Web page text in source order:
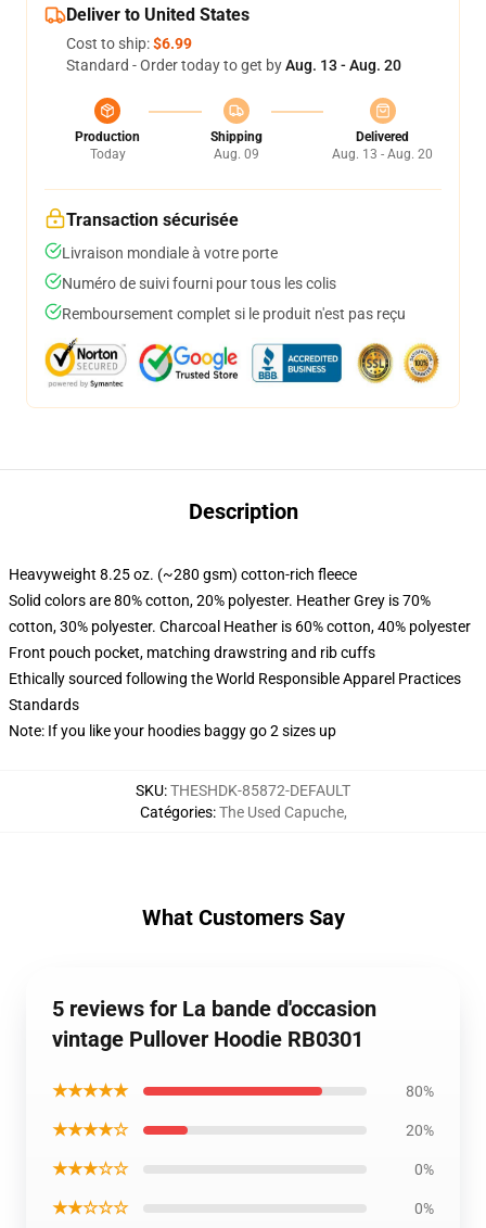
Deliver to United States
Cost to ship:$6.99
Standard - Order today to get byAug. 13 - Aug. 20
Production
Today
Shipping
Aug. 09
Delivered
Aug. 13 - Aug. 20
Transaction sécurisée
Livraison mondiale à votre porte
Numéro de suivi fourni pour tous les colis
Remboursement complet si le produit n'est pas reçu
Description
Heavyweight 8.25 oz. (~280 gsm) cotton-rich fleece
Solid colors are 80% cotton, 20% polyester. Heather Grey is 70%
cotton, 30% polyester. Charcoal Heather is 60% cotton, 40% polyester
Front pouch pocket, matching drawstring and rib cuffs
Ethically sourced following the World Responsible Apparel Practices
Standards
Note: If you like your hoodies baggy go 2 sizes up
SKU:THESHDK-85872-DEFAULT
Catégories:The Used Capuche,
What Customers Say
5 reviews for La bande d'occasion
vintage Pullover Hoodie RB0301
★★★★★ 80%
★★★★☆ 20%
★★★☆☆ 0%
★★☆☆☆ 0%